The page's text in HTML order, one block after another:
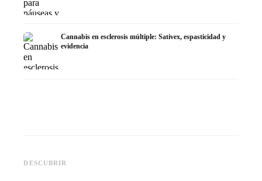
Cannabis en esclerosis múltiple: Sativex, espasticidad y
evidencia
DESCUBRIR
la investigación